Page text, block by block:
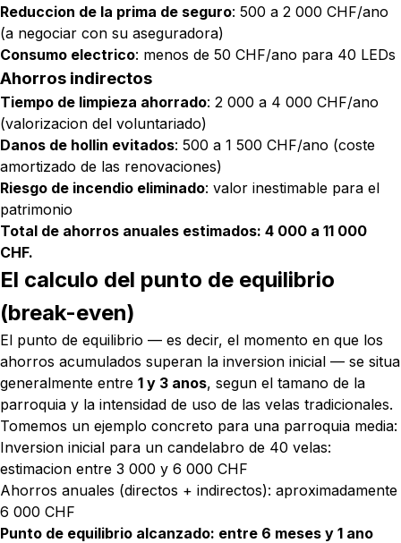
Reduccion de la prima de seguro: 500 a 2 000 CHF/ano
(a negociar con su aseguradora)
Consumo electrico: menos de 50 CHF/ano para 40 LEDs
Ahorros indirectos
Tiempo de limpieza ahorrado: 2 000 a 4 000 CHF/ano
(valorizacion del voluntariado)
Danos de hollin evitados: 500 a 1 500 CHF/ano (coste
amortizado de las renovaciones)
Riesgo de incendio eliminado: valor inestimable para el
patrimonio
Total de ahorros anuales estimados: 4 000 a 11 000
CHF.
El calculo del punto de equilibrio
(break-even)
El punto de equilibrio — es decir, el momento en que los
ahorros acumulados superan la inversion inicial — se situa
generalmente entre 1 y 3 anos, segun el tamano de la
parroquia y la intensidad de uso de las velas tradicionales.
Tomemos un ejemplo concreto para una parroquia media:
Inversion inicial para un candelabro de 40 velas:
estimacion entre 3 000 y 6 000 CHF
Ahorros anuales (directos + indirectos): aproximadamente
6 000 CHF
Punto de equilibrio alcanzado: entre 6 meses y 1 ano